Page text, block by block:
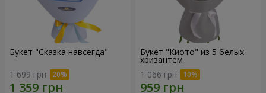
Букет "Сказка навсегда"
1 699 грн
Букет "Киото" из 5 белых
хризантем
1 066 грн